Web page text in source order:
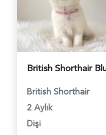
British Shorthair
2 Aylık
Dişi